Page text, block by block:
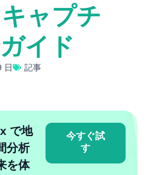
ャプチ
イド
日 記事
で地
分析
を体
今すぐ試
す